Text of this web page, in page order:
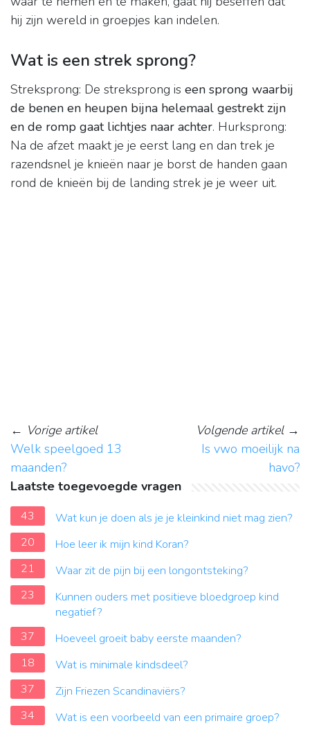
hij zijn wereld in groepjes kan indelen.
Wat is een strek sprong?
Streksprong: De streksprong is een sprong waarbij
de benen en heupen bijna helemaal gestrekt zijn
en de romp gaat lichtjes naar achter. Hurksprong:
Na de afzet maakt je je eerst lang en dan trek je
razendsnel je knieën naar je borst de handen gaan
rond de knieën bij de landing strek je je weer uit.
← Vorige artikel
Welk speelgoed 13
maanden?
Volgende artikel→
Is vwo moeilijk na
havo?
Laatste toegevoegde vragen
43
Wat kun je doen als je je kleinkind niet mag zien?
20
Hoe leer ik mijn kind Koran?
21
Waar zit de pijn bij een longontsteking?
23
Kunnen ouders met positieve bloedgroep kind
negatief?
37
Hoeveel groeit baby eerste maanden?
18
Wat is minimale kindsdeel?
37
Zijn Friezen Scandinaviërs?
34
Wat is een voorbeeld van een primaire groep?